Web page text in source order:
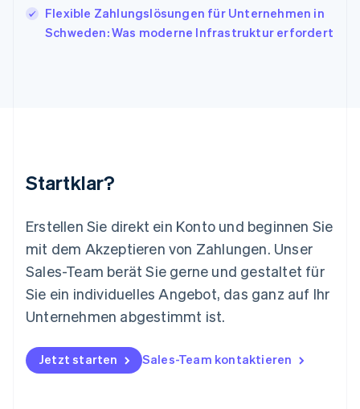
Flexible Zahlungslösungen für Unternehmen in
Schweden: Was moderne Infrastruktur erfordert
Startklar?
Erstellen Sie direkt ein Konto und beginnen Sie
mit dem Akzeptieren von Zahlungen. Unser
Sales-Team berät Sie gerne und gestaltet für
Sie ein individuelles Angebot, das ganz auf Ihr
Unternehmen abgestimmt ist.
Jetzt starten Sales-Team kontaktieren
Liechtenstein
DeutschEnglish
Mexiko
English
Niederlande
Nederlands English
Norwegen
English
Österreich
Polen
English
Portugal